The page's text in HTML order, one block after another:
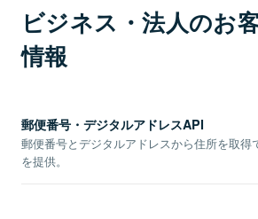
ビジネス・法人のお
情報
郵便番号・デジタルアドレスAPI
郵便番号とデジタルアドレスから住所を取得
を提供。